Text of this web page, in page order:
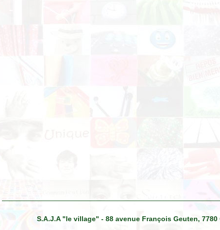
S.A.J.A "le village" - 88 avenue François Geuten,